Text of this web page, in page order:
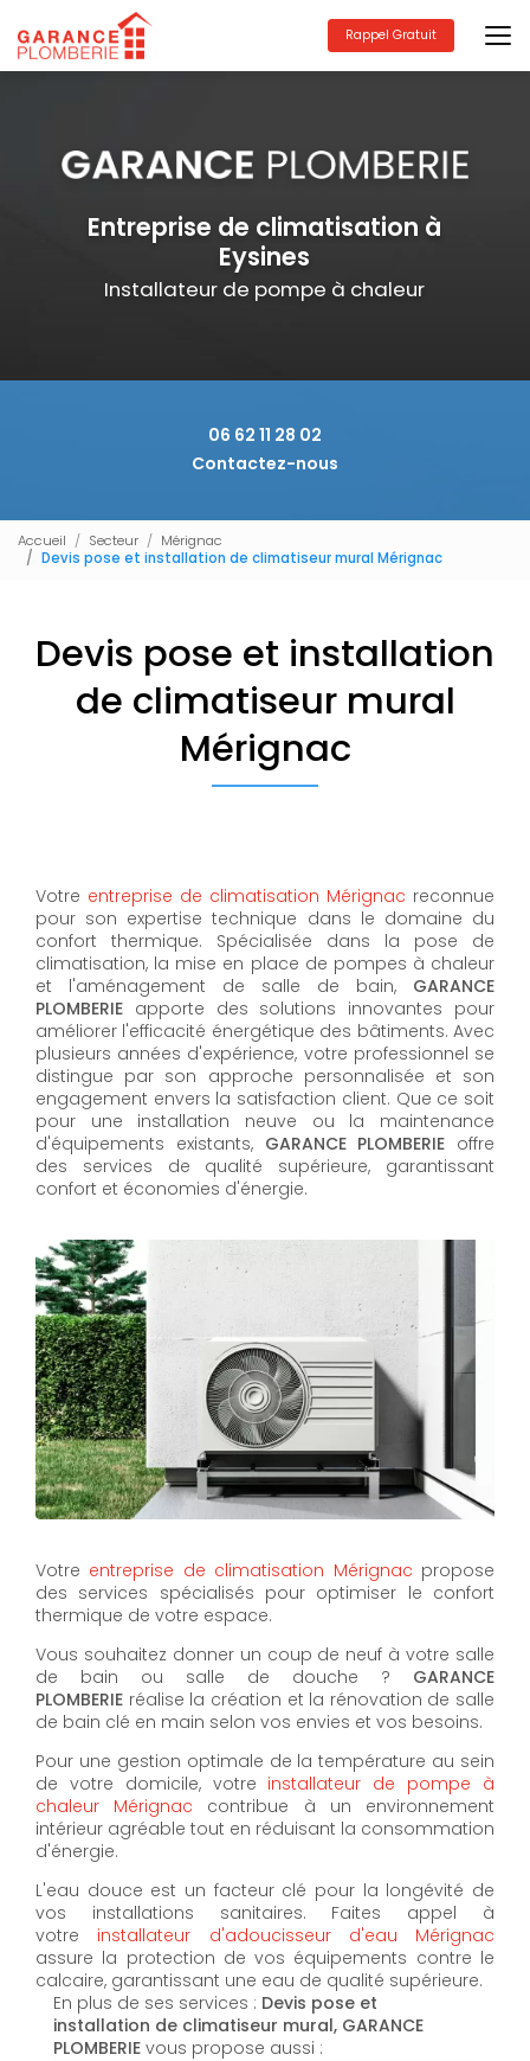
au
contenu
principal
Rappel Gratuit
Entreprise de climatisation à
Eysines
Installateur de pompe à chaleur
06 62 11 28 02
Contactez-nous
Accueil Secteur
Mérignac
Devis pose et installation de climatiseur mural Mérignac
Devis pose et installation
de climatiseur mural
Mérignac
Votre entreprise de climatisation Mérignac reconnue
pour son expertise technique dans le domaine du
confort thermique. Spécialisée dans la pose de
climatisation, la mise en place de pompes à chaleur
et l'aménagement de salle de bain, GARANCE
PLOMBERIE apporte des solutions innovantes pour
améliorer l'efficacité énergétique des bâtiments. Avec
plusieurs années d'expérience, votre professionnel se
distingue par son approche personnalisée et son
engagement envers la satisfaction client. Que ce soit
pour une installation neuve ou la maintenance
d'équipements existants, GARANCE PLOMBERIE offre
des services de qualité supérieure, garantissant
confort et économies d'énergie.
Votre entreprise de climatisation Mérignac propose
des services spécialisés pour optimiser le confort
thermique de votre espace.
Vous souhaitez donner un coup de neuf à votre salle
de bain ou salle de douche ? GARANCE
PLOMBERIE réalise la création et la rénovation de salle
de bain clé en main selon vos envies et vos besoins.
Pour une gestion optimale de la température au sein
de votre domicile, votre installateur de pompe à
chaleur Mérignac contribue à un environnement
intérieur agréable tout en réduisant la consommation
d'énergie.
L'eau douce est un facteur clé pour la longévité de
vos installations sanitaires. Faites appel à
votre installateur d'adoucisseur d'eau Mérignac
assure la protection de vos équipements contre le
calcaire, garantissant une eau de qualité supérieure.
En plus de ses services : Devis pose et
installation de climatiseur mural, GARANCE
PLOMBERIE vous propose aussi :